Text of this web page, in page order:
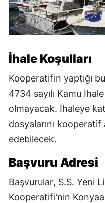
İhale Koşulları
Kooperatifin yaptığı
4734 sayılı Kamu
olmayacak. İhaleye
dosyalarını
edebilecek.
Başvuru Adresi
Başvurular, S.S. Yeni
Kooperatifi’nin